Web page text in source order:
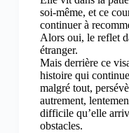
soi-même, et ce
continuer à
Alors oui, le reflet
étranger.
Mais derrière ce
histoire qui
malgré tout,
autrement,
difficile qu’elle
obstacles.